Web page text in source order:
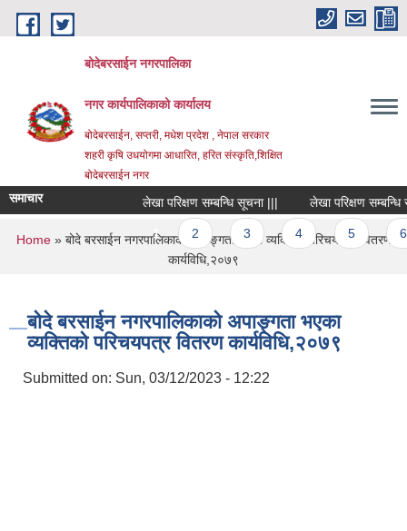
Skip to main content
बोदेबरसाईन नगरपालिका
नगर कार्यपालिकाको कार्यालय
बोदेबरसाईन, सप्तरी, मधेश प्रदेश , नेपाल सरकार
शहरी कृषि उधयोगमा आधारित, हरित संस्कृति,शिक्षित
बोदेबरसाईन नगर
समाचार लेखा परिक्षण सम्बन्धि सूचना ||| लेखा परिक्षण सम्बन्धि
Pages
1 2 3 4 5 6
You are here
Home» बोदे बरसाईन नगरपालिकाको अपाङ्गता भएका व्यक्तिको परिचयपत्र वितरण
कार्यविधि,२०७९
बोदे बरसाईन नगरपालिकाको अपाङ्गता भएका
व्यक्तिको परिचयपत्र वितरण कार्यविधि,२०७९
Submitted on: Sun, 03/12/2023 - 12:22